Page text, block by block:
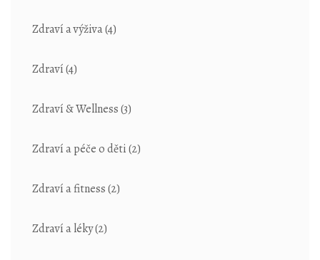
Zdraví a výživa(4)
Zdraví(4)
Zdraví & Wellness(3)
Zdraví a péče o děti(2)
Zdraví a fitness(2)
Zdraví a léky(2)